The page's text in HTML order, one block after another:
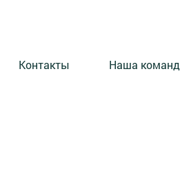
Контакты Наша